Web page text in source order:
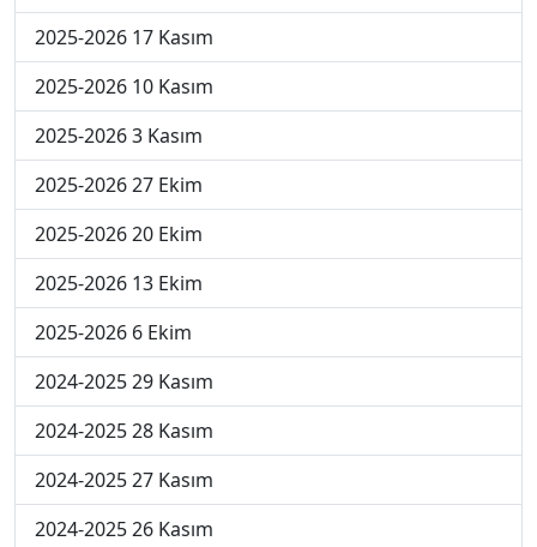
2025-2026 17 Kasım
2025-2026 10 Kasım
2025-2026 3 Kasım
2025-2026 27 Ekim
2025-2026 20 Ekim
2025-2026 13 Ekim
2025-2026 6 Ekim
2024-2025 29 Kasım
2024-2025 28 Kasım
2024-2025 27 Kasım
2024-2025 26 Kasım